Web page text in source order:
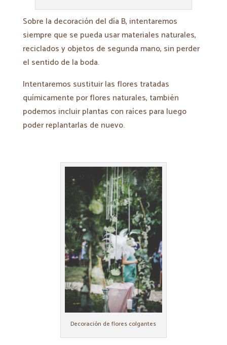
Sobre la decoración del día B, intentaremos
siempre que se pueda usar materiales naturales,
reciclados y objetos de segunda mano, sin perder
el sentido de la boda.
Intentaremos sustituir las flores tratadas
químicamente por flores naturales, también
podemos incluir plantas con raíces para luego
poder replantarlas de nuevo.
Decoración de flores colgantes